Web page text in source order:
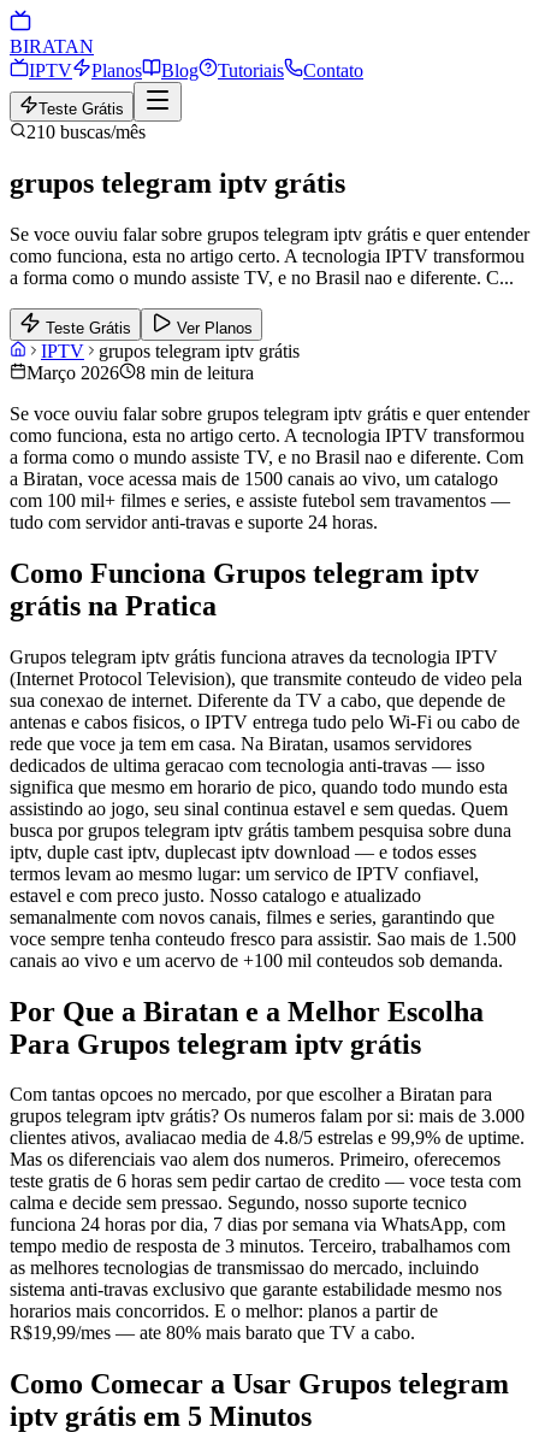
BIRATAN
IPTV
Planos Blog Tutoriais Contato
Teste Grátis
210 buscas/mês
grupos telegram iptv grátis
Se voce ouviu falar sobre grupos telegram iptv grátis e quer entender
como funciona, esta no artigo certo. A tecnologia IPTV transformou
a forma como o mundo assiste TV, e no Brasil nao e diferente. C...
Teste Grátis Ver Planos
IPTV
grupos telegram iptv grátis
Março 2026
8 min de leitura
Se voce ouviu falar sobre grupos telegram iptv grátis e quer entender
como funciona, esta no artigo certo. A tecnologia IPTV transformou
a forma como o mundo assiste TV, e no Brasil nao e diferente. Com
a Biratan, voce acessa mais de 1500 canais ao vivo, um catalogo
com 100 mil+ filmes e series, e assiste futebol sem travamentos —
tudo com servidor anti-travas e suporte 24 horas.
Como Funciona Grupos telegram iptv
grátis na Pratica
Grupos telegram iptv grátis funciona atraves da tecnologia IPTV
(Internet Protocol Television), que transmite conteudo de video pela
sua conexao de internet. Diferente da TV a cabo, que depende de
antenas e cabos fisicos, o IPTV entrega tudo pelo Wi-Fi ou cabo de
rede que voce ja tem em casa. Na Biratan, usamos servidores
dedicados de ultima geracao com tecnologia anti-travas — isso
significa que mesmo em horario de pico, quando todo mundo esta
assistindo ao jogo, seu sinal continua estavel e sem quedas. Quem
busca por grupos telegram iptv grátis tambem pesquisa sobre duna
iptv, duple cast iptv, duplecast iptv download — e todos esses
termos levam ao mesmo lugar: um servico de IPTV confiavel,
estavel e com preco justo. Nosso catalogo e atualizado
semanalmente com novos canais, filmes e series, garantindo que
voce sempre tenha conteudo fresco para assistir. Sao mais de 1.500
canais ao vivo e um acervo de +100 mil conteudos sob demanda.
Por Que a Biratan e a Melhor Escolha
Para Grupos telegram iptv grátis
Com tantas opcoes no mercado, por que escolher a Biratan para
grupos telegram iptv grátis? Os numeros falam por si: mais de 3.000
clientes ativos, avaliacao media de 4.8/5 estrelas e 99,9% de uptime.
Mas os diferenciais vao alem dos numeros. Primeiro, oferecemos
teste gratis de 6 horas sem pedir cartao de credito — voce testa com
calma e decide sem pressao. Segundo, nosso suporte tecnico
funciona 24 horas por dia, 7 dias por semana via WhatsApp, com
tempo medio de resposta de 3 minutos. Terceiro, trabalhamos com
as melhores tecnologias de transmissao do mercado, incluindo
sistema anti-travas exclusivo que garante estabilidade mesmo nos
horarios mais concorridos. E o melhor: planos a partir de
R$19,99/mes — ate 80% mais barato que TV a cabo.
Como Comecar a Usar Grupos telegram
iptv grátis em 5 Minutos